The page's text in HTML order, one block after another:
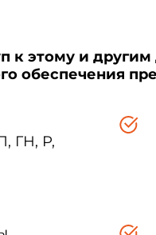
к этому и
обеспечения
ГН, Р,